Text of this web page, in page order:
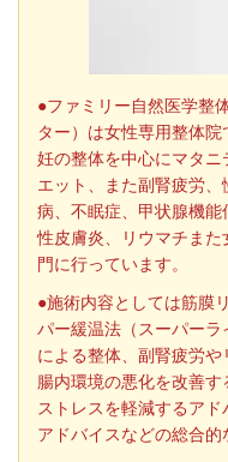
●ファミリー自然医学整
ター）は女性専用整体
妊の整体を中心にマタ
エット、また副腎疲労
病、不眠症、甲状腺機
性皮膚炎、リウマチま
門に行っています。
●施術内容としては筋膜
パー緩温法（スーパー
による整体、副腎疲労や
腸内環境の悪化を改善す
ストレスを軽減するア
アドバイスなどの総合的